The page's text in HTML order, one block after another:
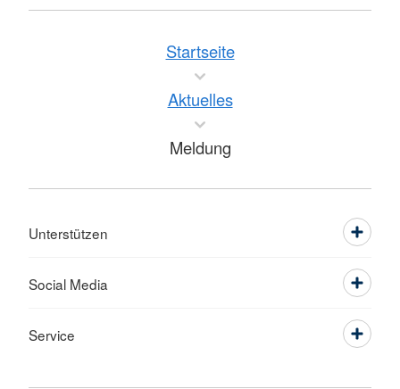
Startseite
Aktuelles
Meldung
Unterstützen
Social Media
Service